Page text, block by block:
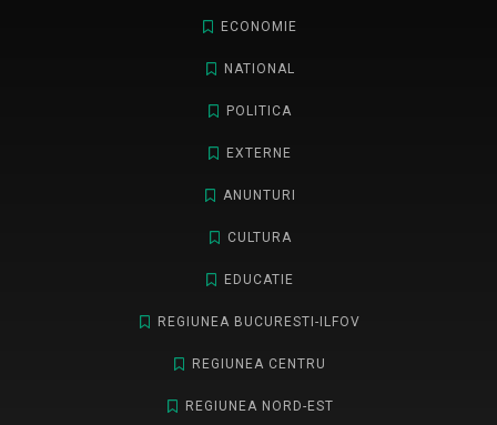
ECONOMIE
NATIONAL
POLITICA
EXTERNE
ANUNTURI
CULTURA
EDUCATIE
REGIUNEA BUCURESTI-ILFOV
REGIUNEA CENTRU
REGIUNEA NORD-EST